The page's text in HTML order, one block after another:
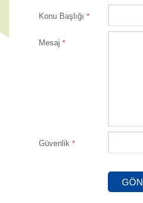
Konu Başlığı *
Mesaj *
Güvenlik *